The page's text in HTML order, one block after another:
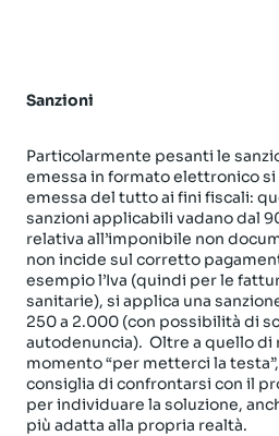
Sanzioni
Particolarmente pesanti le
emessa in formato elettronico
emessa del tutto ai fini fiscali:
sanzioni applicabili vadano dal
relativa all’imponibile non
non incide sul corretto
esempio l’Iva (quindi per le
sanitarie), si applica una
250 a 2.000 (con possibilità di
autodenuncia). Oltre a quello di
momento “per metterci la
consiglia di confrontarsi con il
per individuare la soluzione,
più adatta alla propria realtà.